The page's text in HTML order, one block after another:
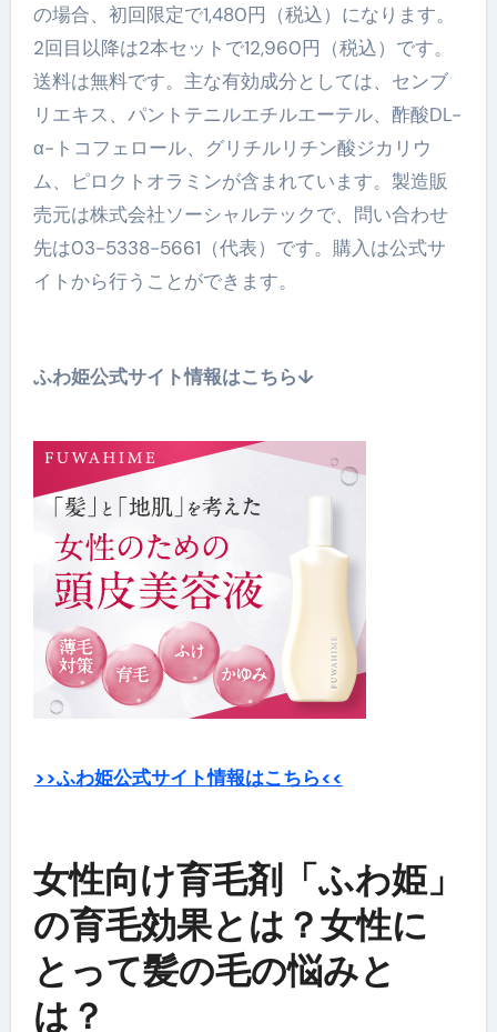
の場合、初回限定で1,480円（税込）になります。
2回目以降は2本セットで12,960円（税込）です。
送料は無料です。主な有効成分としては、センブ
リエキス、パントテニルエチルエーテル、酢酸DL-
α-トコフェロール、グリチルリチン酸ジカリウ
ム、ピロクトオラミンが含まれています。製造販
売元は株式会社ソーシャルテックで、問い合わせ
先は03-5338-5661（代表）です。購入は公式サ
イトから行うことができます。
ふわ姫公式サイト情報はこちら↓
>>ふわ姫公式サイト情報はこちら<<
女性向け育毛剤「ふわ姫」
の育毛効果とは？女性に
とって髪の毛の悩みと
は？